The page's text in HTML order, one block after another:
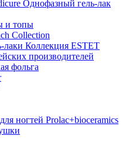
Однофазный гель-лак
и топы
Collection
лаки Коллекция ESTET
производителей
фольга
ногтей Prolac+bioceramics